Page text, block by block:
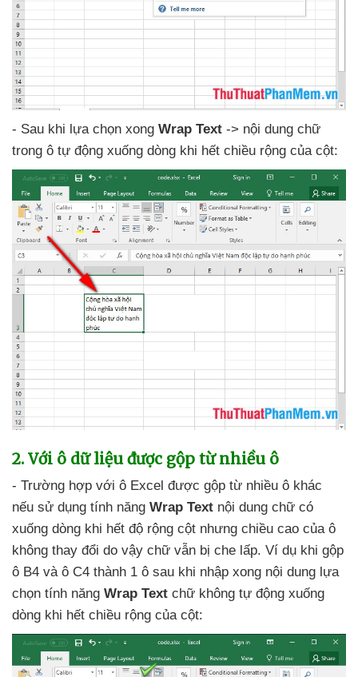
- Sau khi lựa chọn xong Wrap Text -> nội dung chữ
trong ô tự động xuống dòng khi hết chiều rộng của cột:
2. Với ô dữ liệu được gộp từ nhiều ô
- Trường hợp với ô Excel được gộp từ nhiều ô khác
nếu sử dụng tính năng Wrap Text nội dung chữ có
xuống dòng khi hết độ rộng cột nhưng chiều cao của ô
không thay đổi do vậy chữ vẫn bị che lấp. Ví dụ khi gộp
ô B4 và ô C4 thành 1 ô sau khi nhập xong nội dung lựa
chọn tính năng Wrap Text chữ không tự động xuống
dòng khi hết chiều rộng của cột: